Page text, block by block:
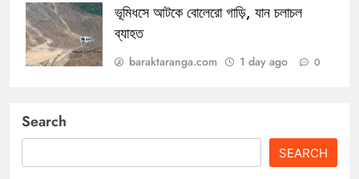
ভূমিধসে আটকে বোলেরো গাড়ি, যান চলাচল
ব্যাহত
baraktaranga.com 1 day ago 0
Search
SEARCH